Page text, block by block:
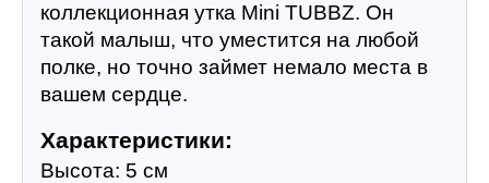
коллекционная утка Mini TUBBZ. Он
такой малыш, что уместится на любой
полке, но точно займет немало места в
вашем сердце.
Характеристики:
Высота: 5 см